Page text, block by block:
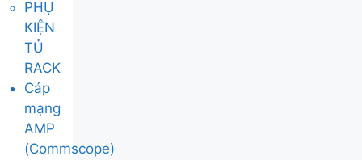
PHỤ
KIỆN
TỦ
RACK
Cáp
mạng
AMP
(Commscope)